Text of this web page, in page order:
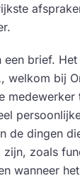
een brief.
welkom bij
medewerker
de dingen
zijn, zoals
wanneer